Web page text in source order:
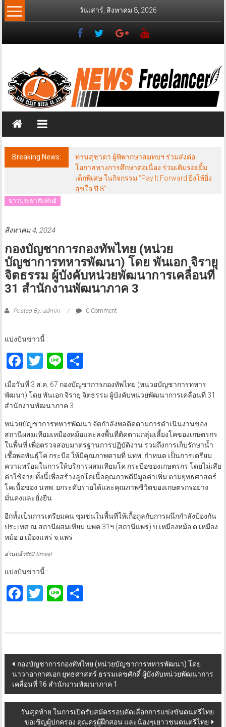
Skip
to
วันเสาร์, สิงหาคม 8, 2026
News
Freelancer
วส์
ฟรี
แลน
เซอร์
Breaking News:
ท่านสุชาดา ผู้พิพากษาสมทบฯ ร่วมส่งต่อ
โอกาสทางการศึกษาต่อเนื่อง ร่วมเติมรอยยิ้ม
เด็กพิเศษ ในกิจกรรม “Pay It Forward ยิ่งให้ยิ่ง
สุขใจ ปี 8”
ข่าวประชาสัมพันธ์
สิงหาคม 4, 2024
กองบัญชาการกองทัพไทย (หน่วย
บัญชาการทหารพัฒนา) โดย พันเอก จิรายุ
จิตธรรม ผู้บังคับหน่วยพัฒนาการเคลื่อนที่
31 สำนักงานพัฒนาภาค 3
Posted By: admin 0 Comment
แบ่งปันข่าวนี้ :
Facebook
Twitter
LineShare
เมื่อวันที่ 3 ส.ค. 67 กองบัญชาการกองทัพไทย (หน่วยบัญชาการทหาร
พัฒนา) โดย พันเอก จิรายุ จิตธรรม ผู้บังคับหน่วยพัฒนาการเคลื่อนที่ 31
สำนักงานพัฒนาภาค 3
หน่วยบัญชาการทหารพัฒนา จัดกำลังพลติดตามการดำเนินงานของ
สถานีผสมเทียมเหมืองหม้อและลงพื้นที่ติดตามกลุ่มเลี้ยงโคของเกษตรกร
ในพื้นที่ เพื่อตรวจสอบมาตรฐานการปฏิบัติงาน รวมถึงการเก็บรักษาน้ำ
เชื้อพ่อพันธุ์โค กระบือ ให้มีคุณภาพตามที่ นทพ. กำหนด เป็นการเตรียม
ความพร้อมในการให้บริการผสมเทียมโค กระบือของเกษตรกร โดยไม่เสีย
ค่าใช้จ่าย ทั้งนี้เพื่อสร้างลูกโคเนื้อคุณภาพดีมีมูลค่าเพิ่ม ตามยุทธศาสตร์
โคเนื้อของ นทพ. ยกระดับรายได้และคุณภาพชีวิตของเกษตรกรอย่าง
มั่นคงและยั่งยืน
อีกทั้งเป็นการเตรียมคน ชุมชนในพื้นที่ให้เกื้อกูลกับการผนึกกำลังป้องกัน
ประเทศ ณ สถานีผสมเทียม นพค.31ฯ (สถานีแพร่) บ.เหมืองหม้อ ต.เหมือง
หม้อ อ.เมืองแพร่ จ.แพร่
อ่านแล้ว862 times!
แบ่งปันข่าวนี้ :
Facebook
Twitter
LineShare
Post
navigation
กองบัญชาการกองทัพไทย (หน่วยบัญชาการทหารพัฒนา) โดย
นาวาอากาศเอก ยุทธศาสตร์ ธรรมเดชศักดิ์ ผู้บังคับหน่วยพัฒนาการ
เคลื่อนที่ 16 สำนักงานพัฒนาภาค 1
วันสุดท้าย ในการเปิดรับสมัครรอบคัดเลือกการแข่งขันดนตรีไทย
ขอเชิญผู้ปกครอง คุณครูผู้ฝึกสอน และน้องๆเยาวชนดนตรีไทย